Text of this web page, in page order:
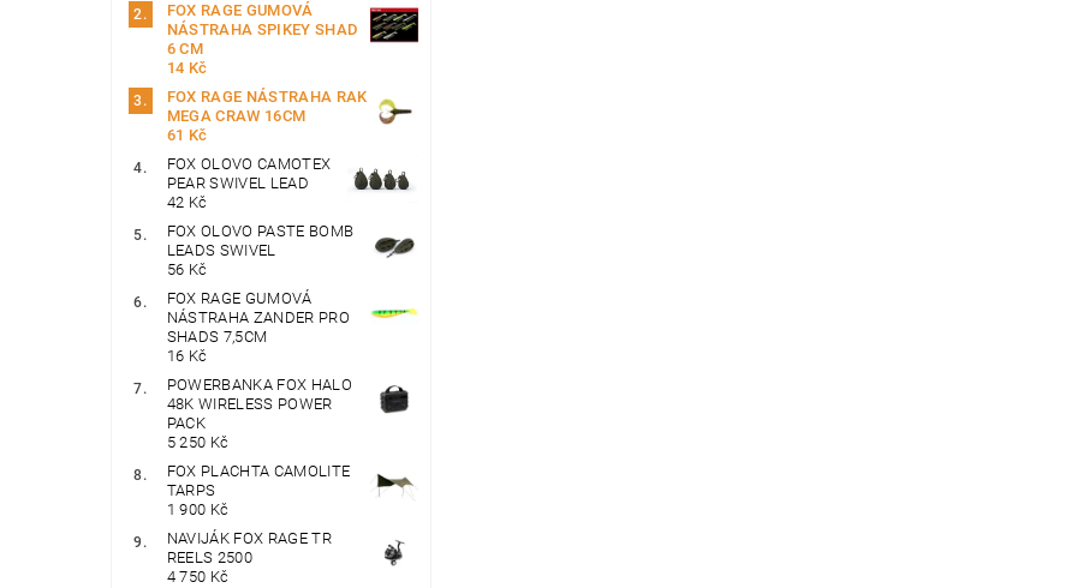
FOX RAGE GUMOVÁ
NÁSTRAHA SPIKEY SHAD
6 CM
14 Kč
FOX RAGE NÁSTRAHA RAK
MEGA CRAW 16CM
61 Kč
FOX OLOVO CAMOTEX
PEAR SWIVEL LEAD
42 Kč
FOX OLOVO PASTE BOMB
LEADS SWIVEL
56 Kč
FOX RAGE GUMOVÁ
NÁSTRAHA ZANDER PRO
SHADS 7,5CM
16 Kč
POWERBANKA FOX HALO
48K WIRELESS POWER
PACK
5 250 Kč
FOX PLACHTA CAMOLITE
TARPS
1 900 Kč
NAVIJÁK FOX RAGE TR
REELS 2500
4 750 Kč